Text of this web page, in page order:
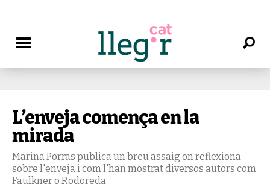
L’enveja comença en la
mirada
Marina Porras publica un breu assaig on reflexiona
sobre l'enveja i com l'han mostrat diversos autors com
Faulkner o Rodoreda